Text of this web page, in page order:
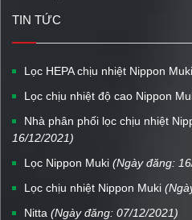
TIN TỨC
Lọc HEPA chịu nhiệt Nippon Muki
Lọc chịu nhiệt độ cao Nippon
Nhà phân phối lọc chịu nhiệt
16/12/2021)
Lọc Nippon Muki (Ngày đăng:
Lọc chịu nhiệt Nippon Muki
Nitta (Ngày đăng: 07/12/2021)